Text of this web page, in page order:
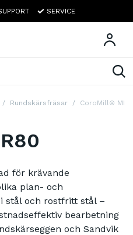
SERVICE
Rundskärsfräsar CoroMill®
för krävande
plan- och
stål och rostfritt stål –
bearbetning
och Sandvik